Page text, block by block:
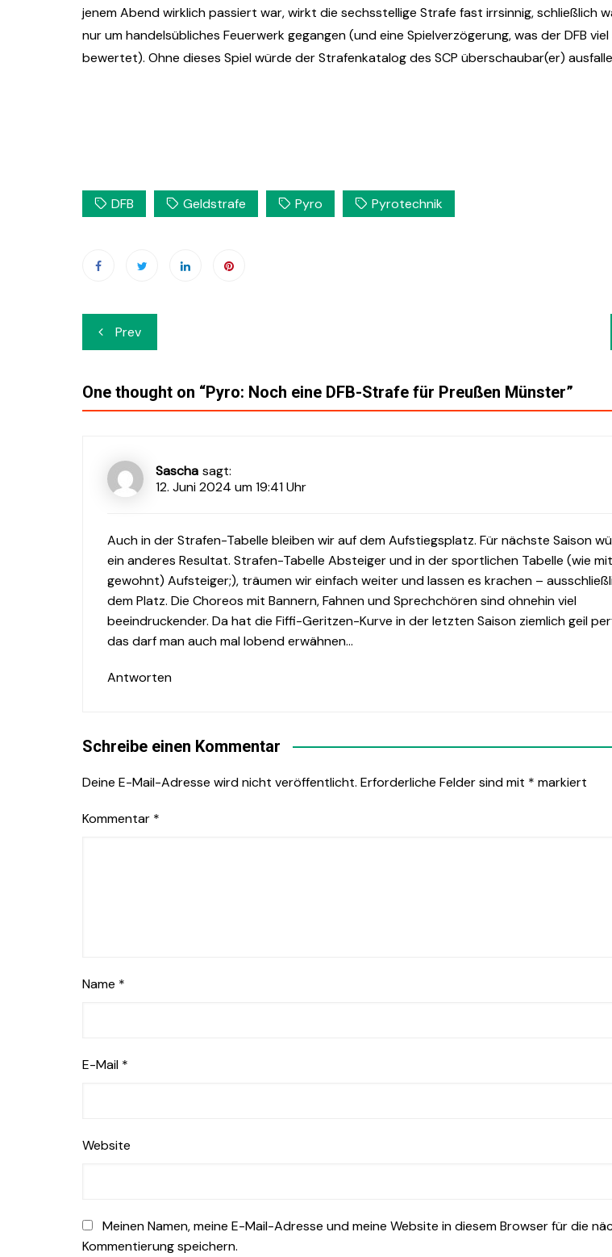
jenem Abend wirklich passiert war, wirkt die sechsstellige Strafe fast irrsinnig, schließlich
nur um handelsübliches Feuerwerk gegangen (und eine Spielverzögerung, was der DFB
bewertet). Ohne dieses Spiel würde der Strafenkatalog des SCP überschaubar(er)
DFB Geldstrafe Pyro Pyrotechnik
Beitrags-
Navigation
Prev
One thought on “Pyro: Noch eine DFB-Strafe für Preußen Münster”
Sascha sagt:
12. Juni 2024 um 19:41 Uhr
Auch in der Strafen-Tabelle bleiben wir auf dem Aufstiegsplatz. Für nächste Saison
ein anderes Resultat. Strafen-Tabelle Absteiger und in der sportlichen Tabelle (wie
gewohnt) Aufsteiger;), träumen wir einfach weiter und lassen es krachen –
dem Platz. Die Choreos mit Bannern, Fahnen und Sprechchören sind ohnehin viel
beeindruckender. Da hat die Fiffi-Geritzen-Kurve in der letzten Saison ziemlich geil
das darf man auch mal lobend erwähnen…
Antworten
Schreibe einen Kommentar
Deine E-Mail-Adresse wird nicht veröffentlicht. Erforderliche Felder sind mit * markiert
Kommentar *
Name *
E-Mail *
Website
Meinen Namen, meine E-Mail-Adresse und meine Website in diesem Browser für die
Kommentierung speichern.